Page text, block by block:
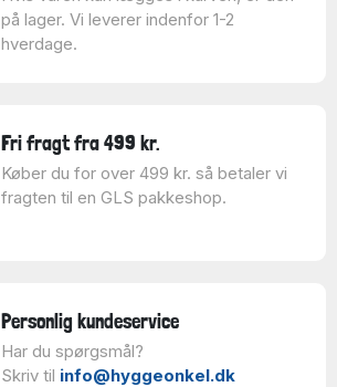
på lager. Vi leverer indenfor 1-2
hverdage.
Fri fragt fra 499 kr.
Køber du for over 499 kr. så betaler vi
fragten til en GLS pakkeshop.
Personlig kundeservice
Har du spørgsmål?
Skriv til info@hyggeonkel.dk